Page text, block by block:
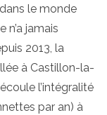
le monde
jamais
2013, la
à Castillon-la-
l’intégralité
par an) à